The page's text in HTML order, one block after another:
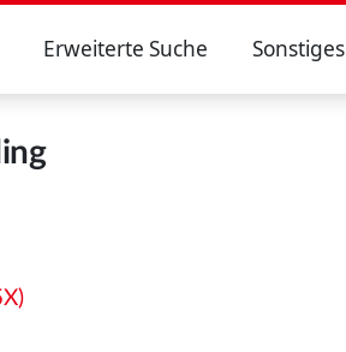
Erweiterte Suche Sonstiges